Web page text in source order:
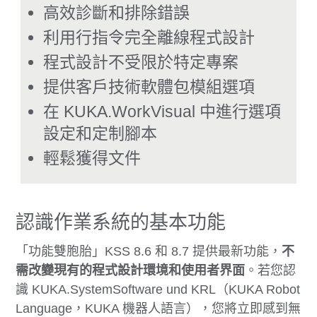
高效診斷和排除錯誤
利用行指令完全離線程式設計
程式設計不受限於特定專案
提供客戶技術軟體包模組選項
在 KUKA.WorkVisual 中進行選項
設定和定制腳本
輕鬆獲得文件
認識作業系統的基本功能
「功能雙胞胎」KSS 8.6 和 8.7 提供最新功能， 不
需改變現有的程式設計環境和使用者界面 。若您認
識 KUKA.SystemSoftware und KRL（KUKA Robot
Language，KUKA 機器人語言），您將立即感到無